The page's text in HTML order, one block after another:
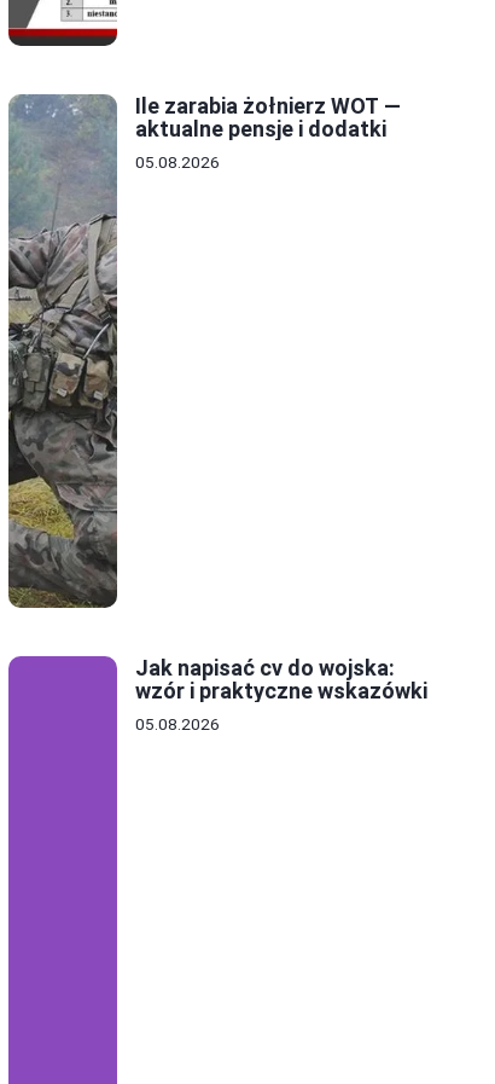
Ile zarabia żołnierz WOT —
aktualne pensje i dodatki
05.08.2026
Jak napisać cv do wojska:
wzór i praktyczne wskazówki
05.08.2026